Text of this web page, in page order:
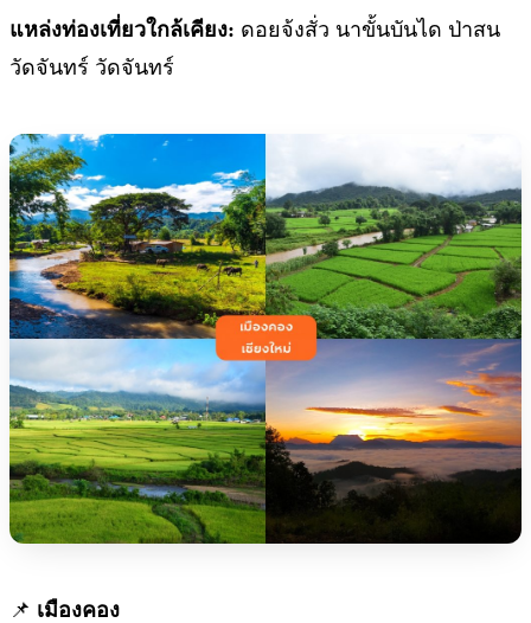
แหล่งท่องเที่ยวใกล้เคียง: ดอยจ้งสั่ว นาขั้นบันได ป่าสน
วัดจันทร์ วัดจันทร์
📌 เมืองคอง